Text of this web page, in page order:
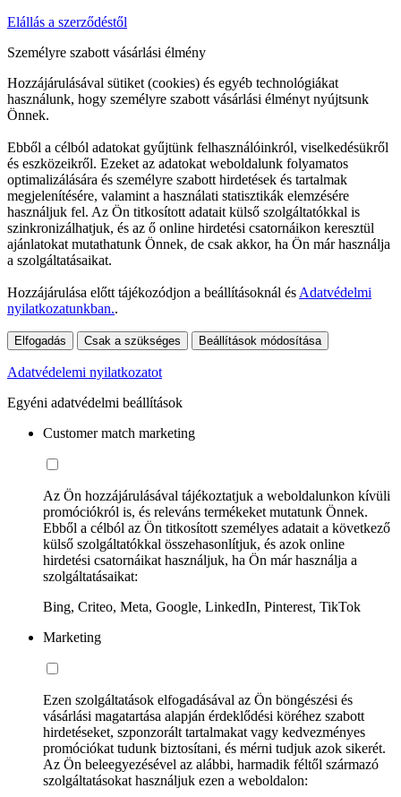
Elállás a szerződéstől
Személyre szabott vásárlási élmény
Hozzájárulásával sütiket (cookies) és egyéb technológiákat
használunk, hogy személyre szabott vásárlási élményt nyújtsunk
Önnek.
Ebből a célból adatokat gyűjtünk felhasználóinkról, viselkedésükről
és eszközeikről. Ezeket az adatokat weboldalunk folyamatos
optimalizálására és személyre szabott hirdetések és tartalmak
megjelenítésére, valamint a használati statisztikák elemzésére
használjuk fel. Az Ön titkosított adatait külső szolgáltatókkal is
szinkronizálhatjuk, és az ő online hirdetési csatornáikon keresztül
ajánlatokat mutathatunk Önnek, de csak akkor, ha Ön már használja
a szolgáltatásaikat.
Hozzájárulása előtt tájékozódjon a beállításoknál és Adatvédelmi
nyilatkozatunkban..
Elfogadás Csak a szükséges Beállítások módosítása
Adatvédelemi nyilatkozatot
Egyéni adatvédelmi beállítások
Customer match marketing
Az Ön hozzájárulásával tájékoztatjuk a weboldalunkon kívüli
promóciókról is, és releváns termékeket mutatunk Önnek.
Ebből a célból az Ön titkosított személyes adatait a következő
külső szolgáltatókkal összehasonlítjuk, és azok online
hirdetési csatornáikat használjuk, ha Ön már használja a
szolgáltatásaikat:
Bing, Criteo, Meta, Google, LinkedIn, Pinterest, TikTok
Marketing
Ezen szolgáltatások elfogadásával az Ön böngészési és
vásárlási magatartása alapján érdeklődési köréhez szabott
hirdetéseket, szponzorált tartalmakat vagy kedvezményes
promóciókat tudunk biztosítani, és mérni tudjuk azok sikerét.
Az Ön beleegyezésével az alábbi, harmadik féltől származó
szolgáltatásokat használjuk ezen a weboldalon: